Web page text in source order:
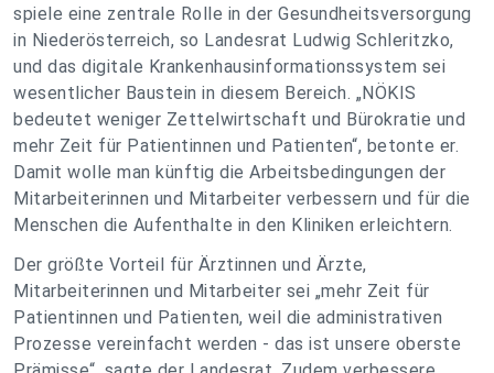
spiele eine zentrale Rolle in der Gesundheitsversorgung
in Niederösterreich, so Landesrat Ludwig Schleritzko,
und das digitale Krankenhausinformationssystem sei
wesentlicher Baustein in diesem Bereich. „NÖKIS
bedeutet weniger Zettelwirtschaft und Bürokratie und
mehr Zeit für Patientinnen und Patienten“, betonte er.
Damit wolle man künftig die Arbeitsbedingungen der
Mitarbeiterinnen und Mitarbeiter verbessern und für die
Menschen die Aufenthalte in den Kliniken erleichtern.
Der größte Vorteil für Ärztinnen und Ärzte,
Mitarbeiterinnen und Mitarbeiter sei „mehr Zeit für
Patientinnen und Patienten, weil die administrativen
Prozesse vereinfacht werden - das ist unsere oberste